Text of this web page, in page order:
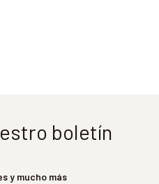
boletín
y mucho más